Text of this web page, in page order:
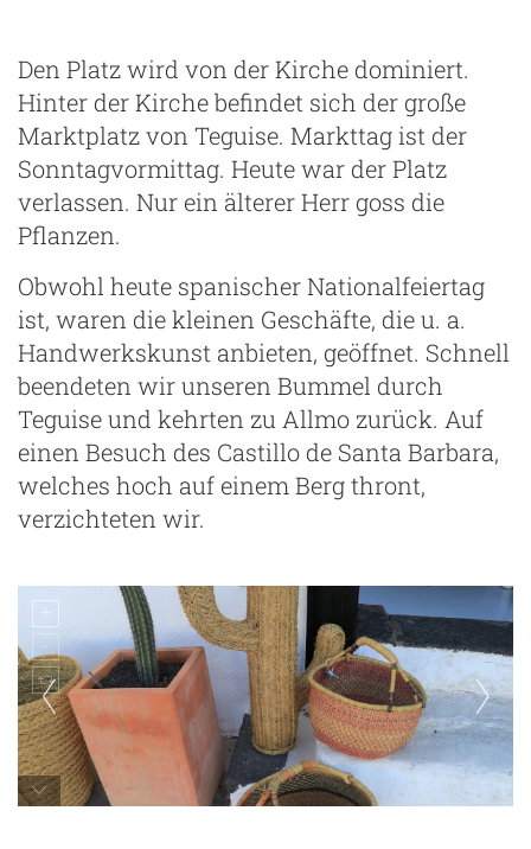
Den Platz wird von der Kirche dominiert.
Hinter der Kirche befindet sich der große
Marktplatz von Teguise. Markttag ist der
Sonntagvormittag. Heute war der Platz
verlassen. Nur ein älterer Herr goss die
Pflanzen.
Obwohl heute spanischer Nationalfeiertag
ist, waren die kleinen Geschäfte, die u. a.
Handwerkskunst anbieten, geöffnet. Schnell
beendeten wir unseren Bummel durch
Teguise und kehrten zu Allmo zurück. Auf
einen Besuch des Castillo de Santa Barbara,
welches hoch auf einem Berg thront,
verzichteten wir.